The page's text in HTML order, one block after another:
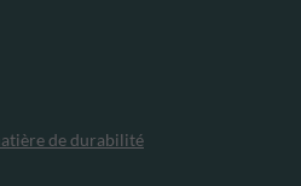
de durabilité